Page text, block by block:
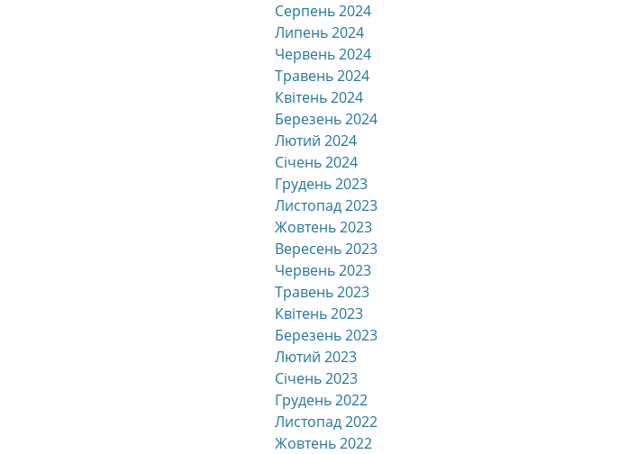
Серпень 2024
Липень 2024
Червень 2024
Травень 2024
Квітень 2024
Березень 2024
Лютий 2024
Січень 2024
Грудень 2023
Листопад 2023
Жовтень 2023
Вересень 2023
Червень 2023
Травень 2023
Квітень 2023
Березень 2023
Лютий 2023
Січень 2023
Грудень 2022
Листопад 2022
Жовтень 2022